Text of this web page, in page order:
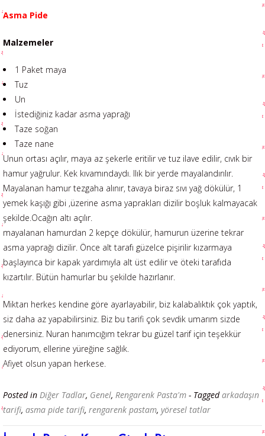
Asma Pide
Malzemeler
1 Paket maya
Tuz
Un
İstediğiniz kadar asma yaprağı
Taze soğan
Taze nane
Unun ortası açılır, maya az şekerle eritilir ve tuz ilave edilir, cıvık bir
hamur yağrulur. Kek kıvamındaydı. Ilık bir yerde mayalandırılır.
Mayalanan hamur tezgaha alınır, tavaya biraz sıvı yağ dökülür, 1
yemek kaşığı gibi ,üzerine asma yaprakları dizilir boşluk kalmayacak
şekilde.Ocağın altı açılır.
mayalanan hamurdan 2 kepçe dökülür, hamurun üzerine tekrar
asma yaprağı dizilir. Önce alt tarafı güzelce pişirilir kızarmaya
başlayınca bir kapak yardımıyla alt üst edilir ve öteki tarafıda
kızartılır. Bütün hamurlar bu şekilde hazırlanır.
Miktarı herkes kendine göre ayarlayabilir, biz kalabalıktık çok yaptık,
siz daha az yapabilirsiniz. Biz bu tarifi çok sevdik umarım sizde
denersiniz. Nuran hanımcığım tekrar bu güzel tarif için teşekkür
ediyorum, ellerine yüreğine sağlık.
Afiyet olsun yapan herkese.
Posted in Diğer Tadlar, Genel, Rengarenk Pasta'm - Taggedarkadaşın
tarifi, asma pide tarifi, rengarenk pastam, yöresel tatlar